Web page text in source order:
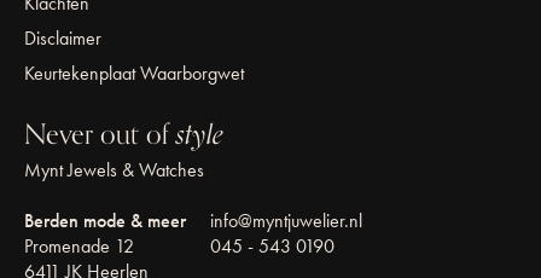
Disclaimer
Keurtekenplaat Waarborgwet
Never out ofstyle
Mynt Jewels & Watches
Berden mode & meer
Promenade 12
6411 JK Heerlen
info@myntjuwelier.nl
045 - 543 0190